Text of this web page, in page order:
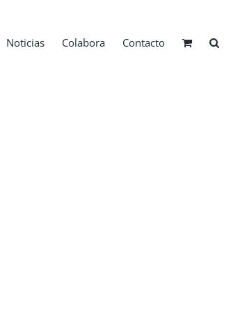
Noticias Colabora Contacto